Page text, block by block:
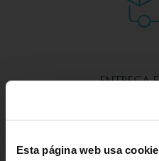
Esta página web usa
ENTREGA
Los pedidos son
garantía de devolución de